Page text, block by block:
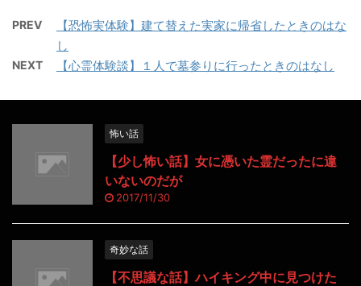
PREV
【恐怖実体験】建て替えた実家に帰省したときのはな
し
NEXT 【心霊体験談】１人で墓参りに行ったときのはなし
怖い話
【少し怖い話】女に憑いた霊だったに違
いないのだが
2017/11/30
奇妙な話
【不思議な話】ハイキング中に見つけた